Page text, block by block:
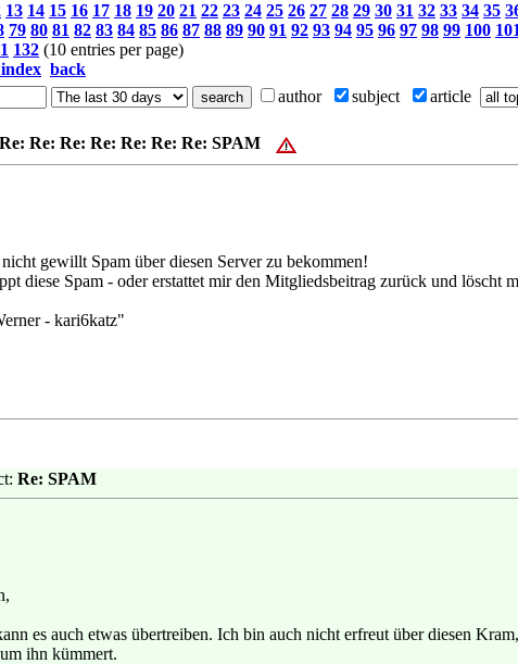
13 14 15 16 17 18 19 20 21 22 23 24 25 26 27 28 29 30 31 32 33 34 35
79 80 81 82 83 84 85 86 87 88 89 90 91 92 93 94 95 96 97 98 99 100 101
132 (10 entries per page)
back
author subject article
Re: Re: Re: Re: Re: Re: Re: SPAM
gewillt Spam über diesen Server zu bekommen!
diese Spam - oder erstattet mir den Mitgliedsbeitrag zurück und löscht
- kari6katz"
Re: SPAM
es auch etwas übertreiben. Ich bin auch nicht erfreut über diesen
ihn kümmert.